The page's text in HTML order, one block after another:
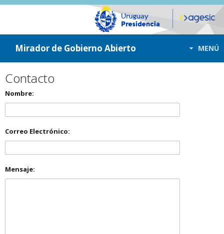
ir a contenido
ir al menú
Mirador de Gobierno Abierto MENÚ
Contacto
Nombre:
Correo Electrónico:
Mensaje: